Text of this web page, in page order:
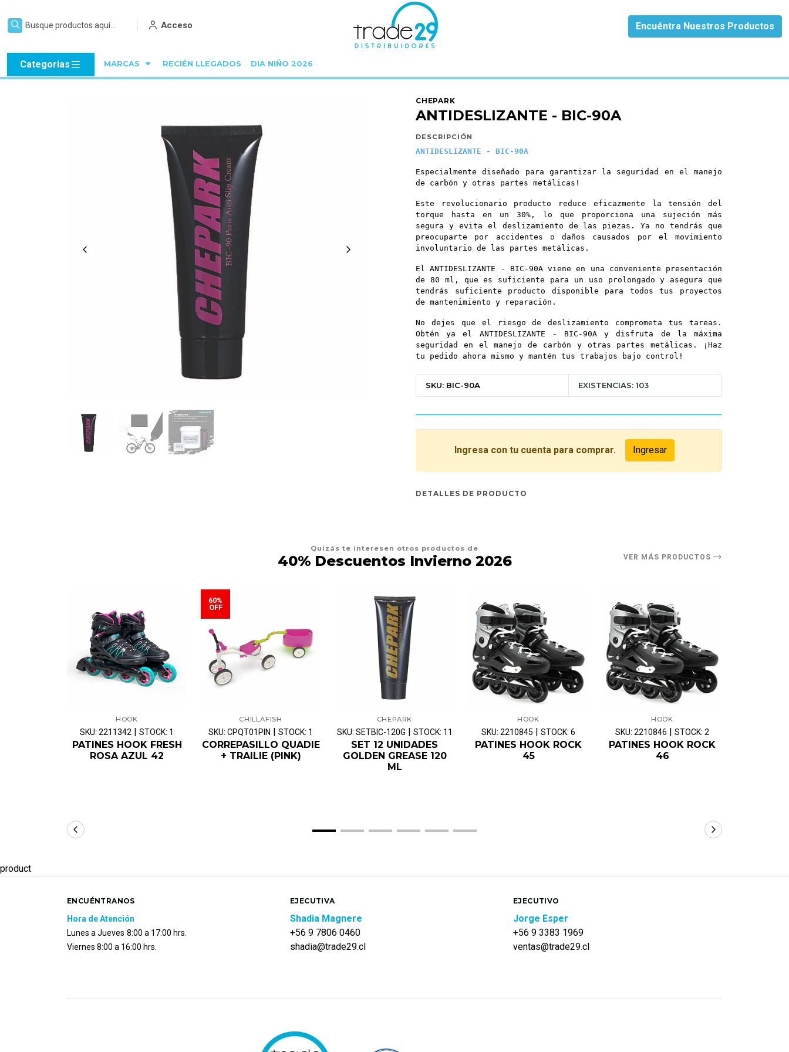
Acceso Encuéntra Nuestros Productos
Categorias MARCAS RECIÉN LLEGADOS DIA NIÑO 2026
Inicio
CHEPARK
ANTIDESLIZANTE - BIC-90A
DESCRIPCIÓN
ANTIDESLIZANTE - BIC-90A
Especialmente diseñado para garantizar la seguridad en el manejo
de carbón y otras partes metálicas!
Este revolucionario producto reduce eficazmente la tensión del
torque hasta en un 30%, lo que proporciona una sujeción más
segura y evita el deslizamiento de las piezas. Ya no tendrás que
preocuparte por accidentes o daños causados ​​por el movimiento
involuntario de las partes metálicas.
El ANTIDESLIZANTE - BIC-90A viene en una conveniente presentación
de 80 ml, que es suficiente para un uso prolongado y asegura que
tendrás suficiente producto disponible para todos tus proyectos
de mantenimiento y reparación.
No dejes que el riesgo de deslizamiento comprometa tus tareas.
Obtén ya el ANTIDESLIZANTE - BIC-90A y disfruta de la máxima
seguridad en el manejo de carbón y otras partes metálicas. ¡Haz
tu pedido ahora mismo y mantén tus trabajos bajo control!
SKU: BIC-90A EXISTENCIAS: 103
Ingresa con tu cuenta para comprar. Ingresar
DETALLES DE PRODUCTO
Quizás te interesen otros productos de
40% Descuentos Invierno 2026 VER MÁS PRODUCTOS
HOOK
SKU: 2211342 | STOCK: 1
PATINES HOOK FRESH
ROSA AZUL 42
60%
OFF
CHILLAFISH
SKU: CPQT01PIN | STOCK: 1
CORREPASILLO QUADIE
+ TRAILIE (PINK)
CHEPARK
SKU: SETBIC-120G | STOCK: 11
SET 12 UNIDADES
GOLDEN GREASE 120
ML
HOOK
SKU: 2210845 | STOCK: 6
PATINES HOOK ROCK
45
HOOK
SKU: 2210846 | STOCK: 2
PATINES HOOK ROCK
46
product
ENCUÉNTRANOS
Hora de Atención
Lunes a Jueves 8:00 a 17:00 hrs.
Viernes 8:00 a 16:00 hrs.
EJECUTIVA
Shadia Magnere
+56 9 7806 0460
shadia@trade29.cl
EJECUTIVO
Jorge Esper
+56 9 3383 1969
ventas@trade29.cl